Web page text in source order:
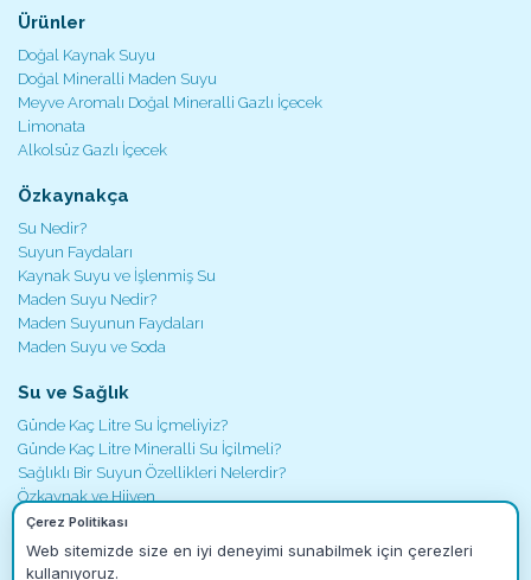
Ürünler
Doğal Kaynak Suyu
Doğal Mineralli Maden Suyu
Meyve Aromalı Doğal Mineralli Gazlı İçecek
Limonata
Alkolsüz Gazlı İçecek
Özkaynakça
Su Nedir?
Suyun Faydaları
Kaynak Suyu ve İşlenmiş Su
Maden Suyu Nedir?
Maden Suyunun Faydaları
Maden Suyu ve Soda
Su ve Sağlık
Günde Kaç Litre Su İçmeliyiz?
Günde Kaç Litre Mineralli Su İçilmeli?
Sağlıklı Bir Suyun Özellikleri Nelerdir?
Özkaynak ve Hijyen
Su ve Tedavi Reçeteleri
İletişim
Çerez Politikası
Web sitemizde size en iyi deneyimi sunabilmek için çerezleri
kullanıyoruz.